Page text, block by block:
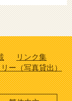
リンク集
ー（写真貸出）